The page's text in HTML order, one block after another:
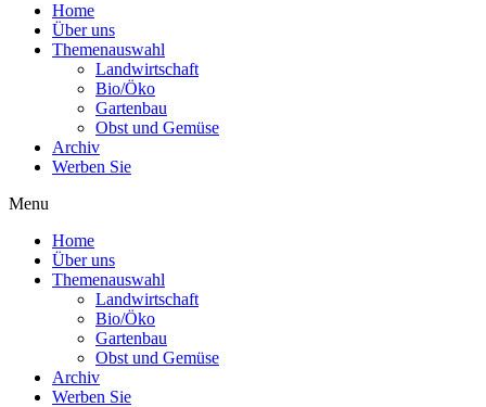
Home
Über uns
Themenauswahl
Landwirtschaft
Bio/Öko
Gartenbau
Obst und Gemüse
Archiv
Werben Sie
Menu
Home
Über uns
Themenauswahl
Landwirtschaft
Bio/Öko
Gartenbau
Obst und Gemüse
Archiv
Werben Sie